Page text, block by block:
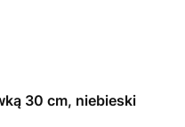
30 cm, niebieski